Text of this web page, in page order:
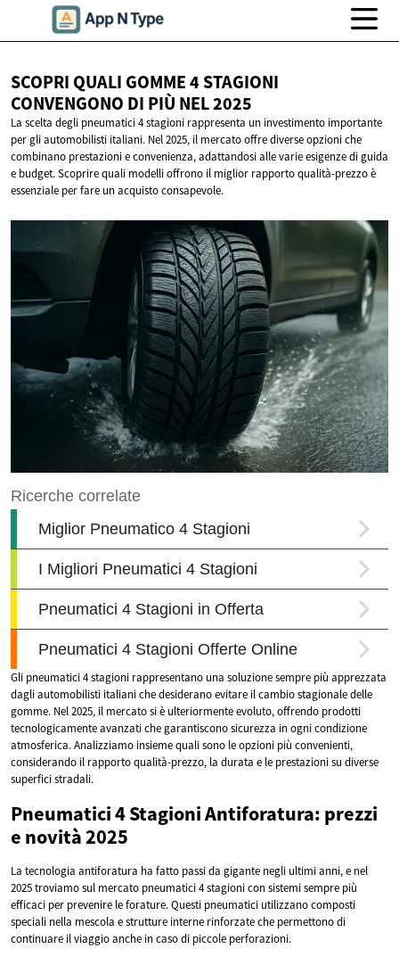
SCOPRI QUALI GOMME 4 STAGIONI
CONVENGONO DI PIÙ NEL 2025
La scelta degli pneumatici 4 stagioni rappresenta un investimento importante
per gli automobilisti italiani. Nel 2025, il mercato offre diverse opzioni che
combinano prestazioni e convenienza, adattandosi alle varie esigenze di guida
e budget. Scoprire quali modelli offrono il miglior rapporto qualità-prezzo è
essenziale per fare un acquisto consapevole.
Gli pneumatici 4 stagioni rappresentano una soluzione sempre più apprezzata
dagli automobilisti italiani che desiderano evitare il cambio stagionale delle
gomme. Nel 2025, il mercato si è ulteriormente evoluto, offrendo prodotti
tecnologicamente avanzati che garantiscono sicurezza in ogni condizione
atmosferica. Analizziamo insieme quali sono le opzioni più convenienti,
considerando il rapporto qualità-prezzo, la durata e le prestazioni su diverse
superfici stradali.
Pneumatici 4 Stagioni Antiforatura: prezzi
e novità 2025
La tecnologia antiforatura ha fatto passi da gigante negli ultimi anni, e nel
2025 troviamo sul mercato pneumatici 4 stagioni con sistemi sempre più
efficaci per prevenire le forature. Questi pneumatici utilizzano composti
speciali nella mescola e strutture interne rinforzate che permettono di
continuare il viaggio anche in caso di piccole perforazioni.